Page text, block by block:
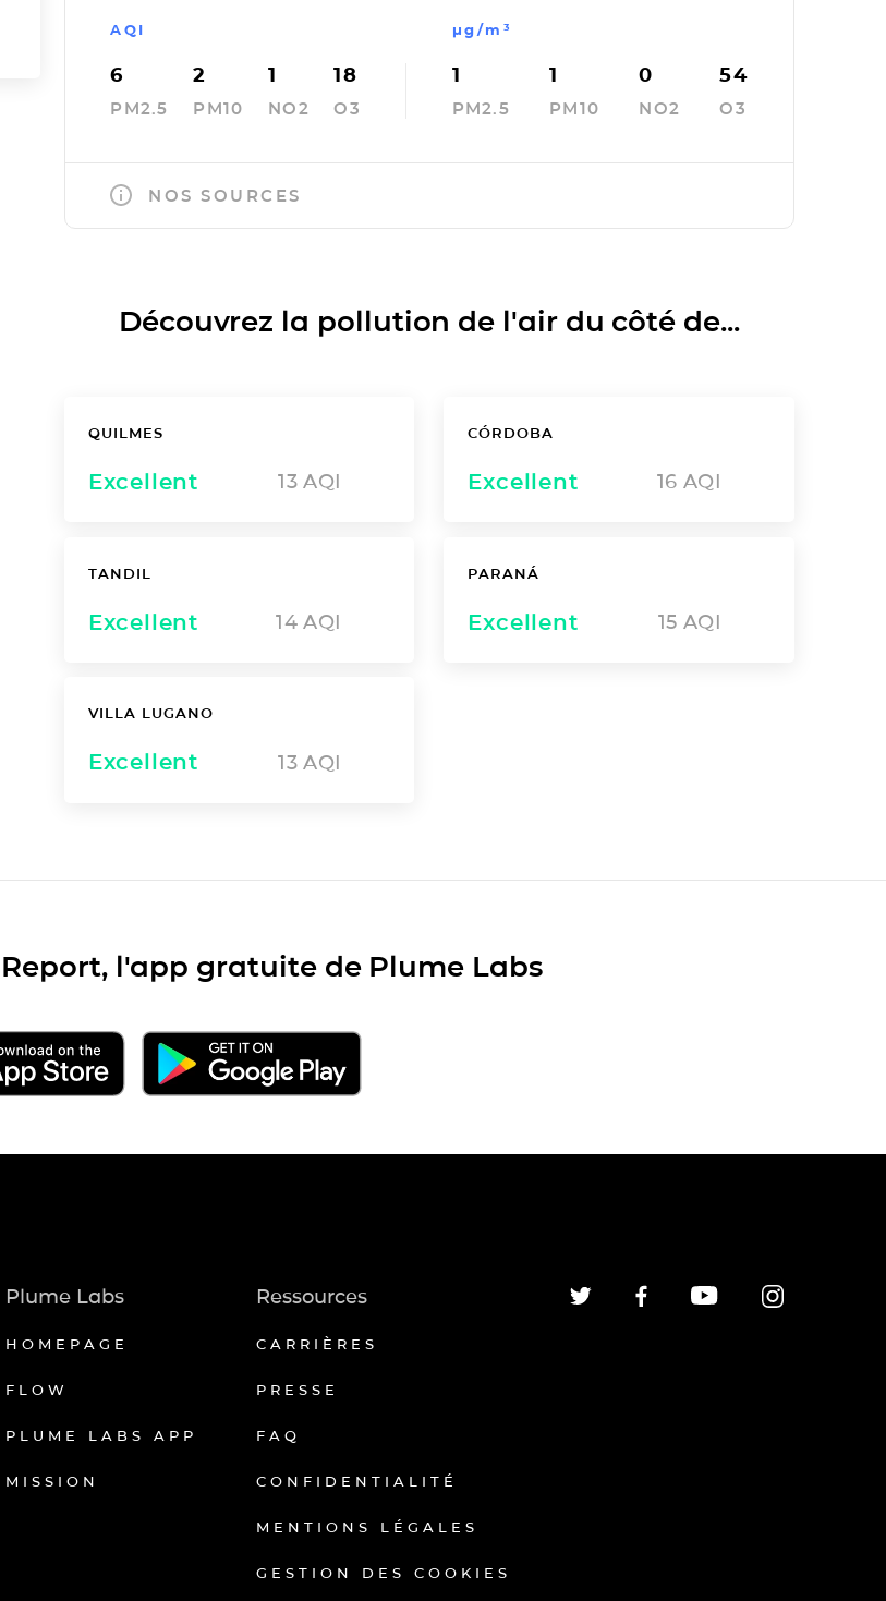
AQI
6
PM2.5
2
PM10
1
NO2
18
O3
µg/m³
1
PM2.5
1
PM10
0
NO2
54
O3
NOS SOURCES
Découvrez la pollution de l'air du côté de...
QUILMES
Excellent 13 AQI
CÓRDOBA
Excellent 16 AQI
TANDIL
Excellent 14 AQI
PARANÁ
Excellent 15 AQI
VILLA LUGANO
Excellent 13 AQI
l'app gratuite de Plume Labs
Plume Labs
HOMEPAGE
FLOW
PLUME LABS APP
MISSION
Ressources
CARRIÈRES
PRESSE
FAQ
CONFIDENTIALITÉ
MENTIONS LÉGALES
GESTION DES COOKIES